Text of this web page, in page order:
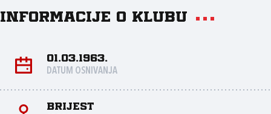
Informacije o klubu
01.03.1963.
DATUM OSNIVANJA
Brijest